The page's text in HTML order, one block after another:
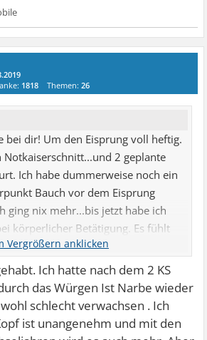
1818 Themen:26
bei dir! Um den Eisprung voll heftig.
Notkaiserschnitt...und 2 geplante
Ich habe dummerweise noch ein
Bauch vor dem Eisprung
ging nix mehr...bis jetzt habe ich
körperlicher Betätigung. Es fühlt
Entzündung. Auch ist es an der
vor der Periode und
Ich denke aber eine
ja wieder Narben mit.
Ich hatte nach dem 2 KS
das Würgen Ist Narbe wieder
schlecht verwachsen . Ich
ist unangenehm und mit den